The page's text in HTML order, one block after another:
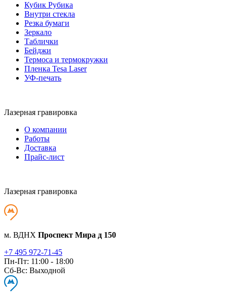
Кубик Рубика
Внутри стекла
Резка бумаги
Зеркало
Таблички
Бейджи
Термоса и термокружки
Пленка Tesa Laser
УФ-печать
Лазерная гравировка
О компании
Работы
Доставка
Прайс-лист
Лазерная гравировка
м. ВДНХ Проспект Мира д 150
+7 495 972-71-45
Пн-Пт: 11:00 - 18:00
Сб-Вс: Выходной